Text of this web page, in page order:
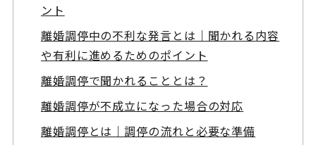
ント
離婚調停中の不利な発言とは｜聞かれる内容
や有利に進めるためのポイント
離婚調停で聞かれることとは？
離婚調停が不成立になった場合の対応
離婚調停とは｜調停の流れと必要な準備